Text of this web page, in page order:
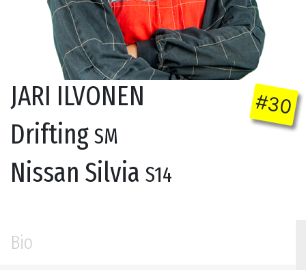
#30
JARI ILVONEN
Drifting SM
Nissan Silvia S14
Bio